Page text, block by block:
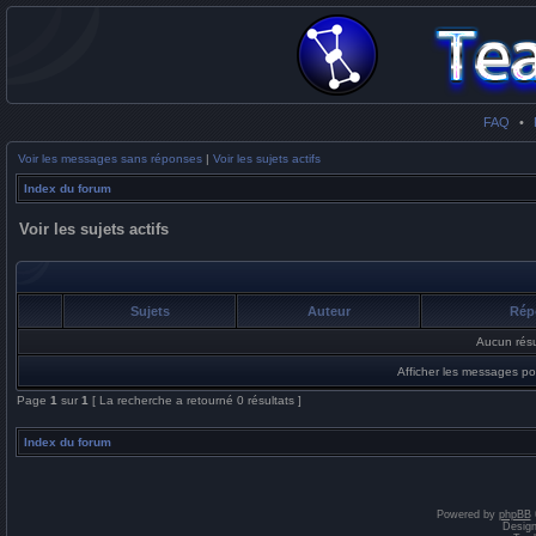
FAQ •
Voir les messages sans réponses | Voir les sujets actifs
Index du forum
Voir les sujets actifs
Sujets Auteur
Aucun
Afficher les messages
Page 1 sur 1 [ La recherche a retourné 0 résultats ]
Index du forum
Powered by phpBB